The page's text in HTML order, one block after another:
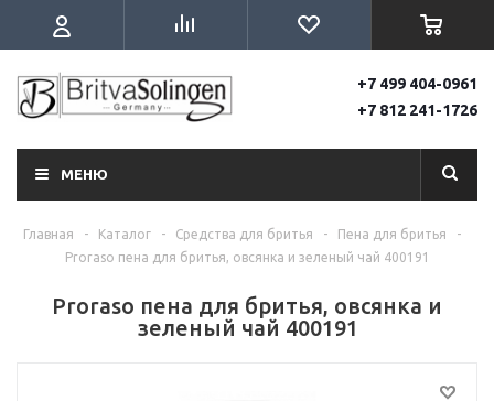
+7 499 404-0961
+7 812 241-1726
МЕНЮ
Главная - Каталог - Средства для бритья - Пена для бритья
-
Proraso пена для бритья, овсянка и зеленый чай 400191
Proraso пена для бритья, овсянка и
зеленый чай 400191